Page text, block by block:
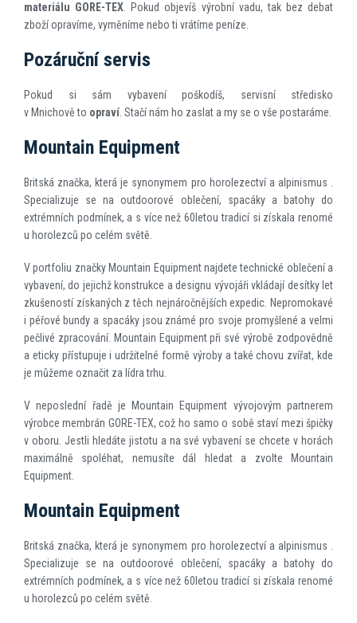
materiálu GORE-TEX . Pokud objevíš výrobní vadu, tak bez debat
zboží opravíme, vyměníme nebo ti vrátíme peníze.
Pozáruční servis
Pokud si sám vybavení poškodíš, servisní středisko
v Mnichově to opraví . Stačí nám ho zaslat a my se o vše postaráme.
Mountain Equipment
Britská značka, která je synonymem pro horolezectví a alpinismus .
Specializuje se na outdoorové oblečení, spacáky a batohy do
extrémních podmínek, a s více než 60letou tradicí si získala renomé
u horolezců po celém světě.
V portfoliu značky Mountain Equipment najdete technické oblečení a
vybavení, do jejichž konstrukce a designu vývojáři vkládají desítky let
zkušeností získaných z těch nejnáročnějších expedic. Nepromokavé
i péřové bundy a spacáky jsou známé pro svoje promyšlené a velmi
pečlivé zpracování. Mountain Equipment při své výrobě zodpovědně
a eticky přístupuje i udržitelné formě výroby a také chovu zvířat, kde
je můžeme označit za lídra trhu.
V neposlední řadě je Mountain Equipment vývojovým partnerem
výrobce membrán GORE-TEX, což ho samo o sobě staví mezi špičky
v oboru. Jestli hledáte jistotu a na své vybavení se chcete v horách
maximálně spoléhat, nemusíte dál hledat a zvolte Mountain
Equipment.
Mountain Equipment
Britská značka, která je synonymem pro horolezectví a alpinismus .
Specializuje se na outdoorové oblečení, spacáky a batohy do
extrémních podmínek, a s více než 60letou tradicí si získala renomé
u horolezců po celém světě.